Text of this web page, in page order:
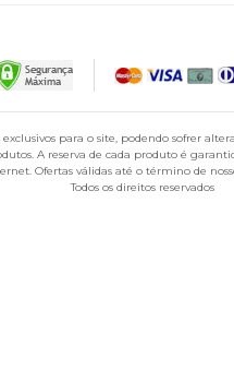
exclusivos para o site, podendo sofrer
A reserva de cada produto é
Ofertas válidas até o término de
Todos os direitos reservados